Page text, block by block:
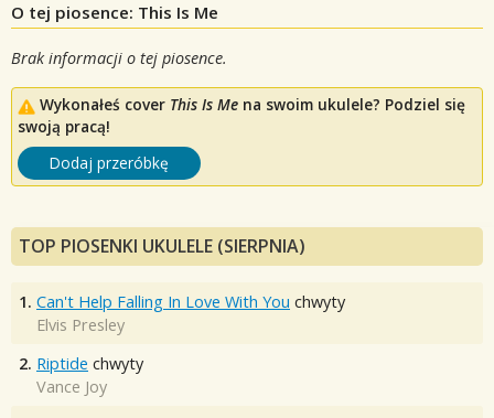
O tej piosence: This Is Me
Brak informacji o tej piosence.
Wykonałeś cover This Is Me na swoim ukulele? Podziel się
swoją pracą!
Dodaj przeróbkę
TOP PIOSENKI UKULELE (SIERPNIA)
1. Can't Help Falling In Love With You chwyty
Elvis Presley
2. Riptide chwyty
Vance Joy